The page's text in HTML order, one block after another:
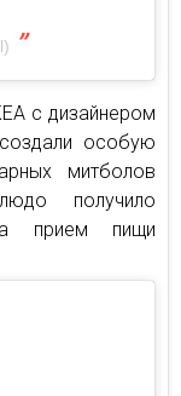
с дизайнером
особую
митболов
получило
а прием пищи